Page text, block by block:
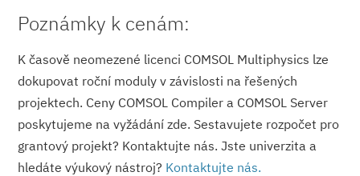
Poznámky k cenám:
K časově neomezené licenci COMSOL Multiphysics lze
dokupovat roční moduly v závislosti na řešených
projektech. Ceny COMSOL Compiler a COMSOL Server
poskytujeme na vyžádání zde. Sestavujete rozpočet pro
grantový projekt? Kontaktujte nás. Jste univerzita a
hledáte výukový nástroj? Kontaktujte nás.